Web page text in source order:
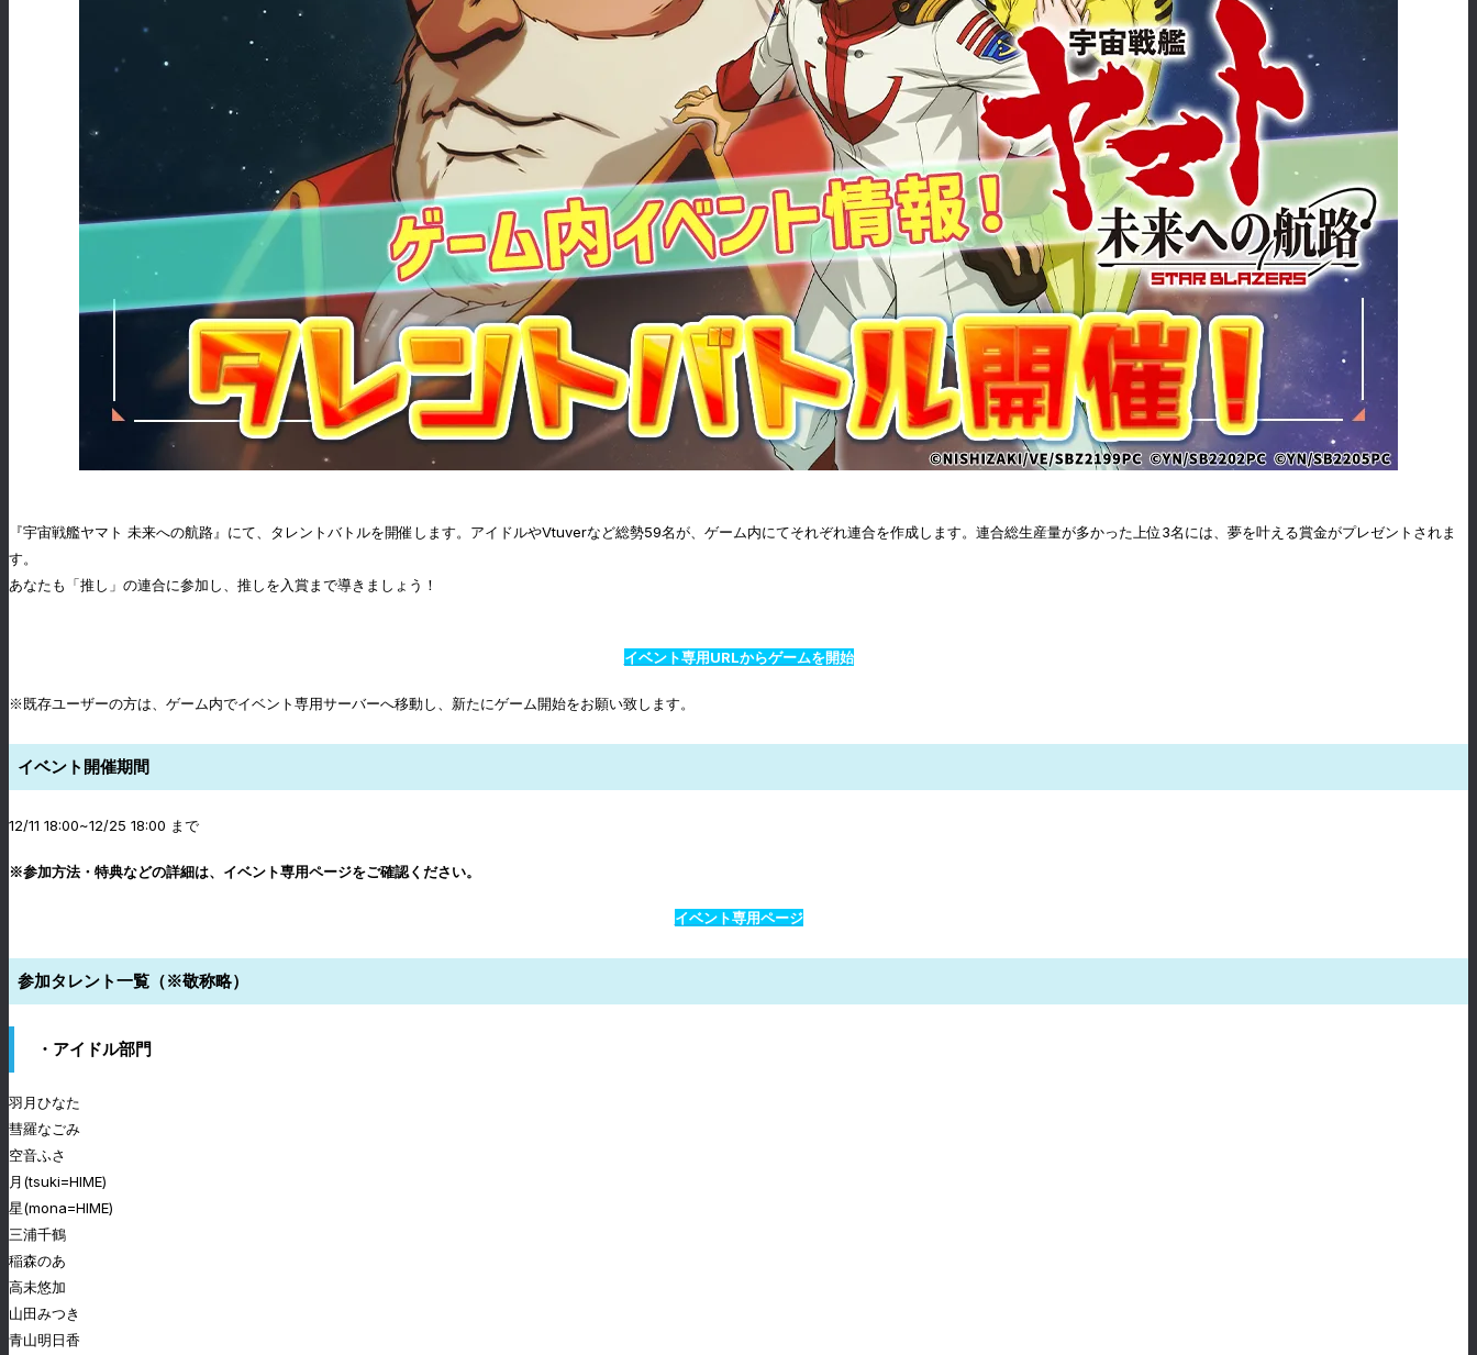
『宇宙戦艦ヤマト 未来への航路』にて、タレントバトルを開催します。アイドルやVtuverなど総勢59名が、ゲーム内にてそれぞれ連合を作成します。連合総生産量が多かった上位3名には、夢を叶える賞金がプレゼントされま
す。
あなたも「推し」の連合に参加し、推しを入賞まで導きましょう！
イベント専用URLからゲームを開始
※既存ユーザーの方は、ゲーム内でイベント専用サーバーへ移動し、新たにゲーム開始をお願い致します。
イベント開催期間
12/11 18:00~12/25 18:00 まで
※参加方法・特典などの詳細は、イベント専用ページをご確認ください。
イベント専用ページ
参加タレント一覧（※敬称略）
・アイドル部門
羽月ひなた
彗羅なごみ
空音ふさ
月(tsuki=HIME)
星(mona=HIME)
三浦千鶴
稲森のあ
高未悠加
山田みつき
青山明日香